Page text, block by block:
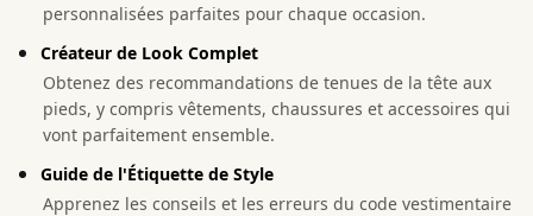
personnalisées parfaites pour chaque occasion.
Créateur de Look Complet
Obtenez des recommandations de tenues de la tête aux
pieds, y compris vêtements, chaussures et accessoires qui
vont parfaitement ensemble.
Guide de l'Étiquette de Style
Apprenez les conseils et les erreurs du code vestimentaire